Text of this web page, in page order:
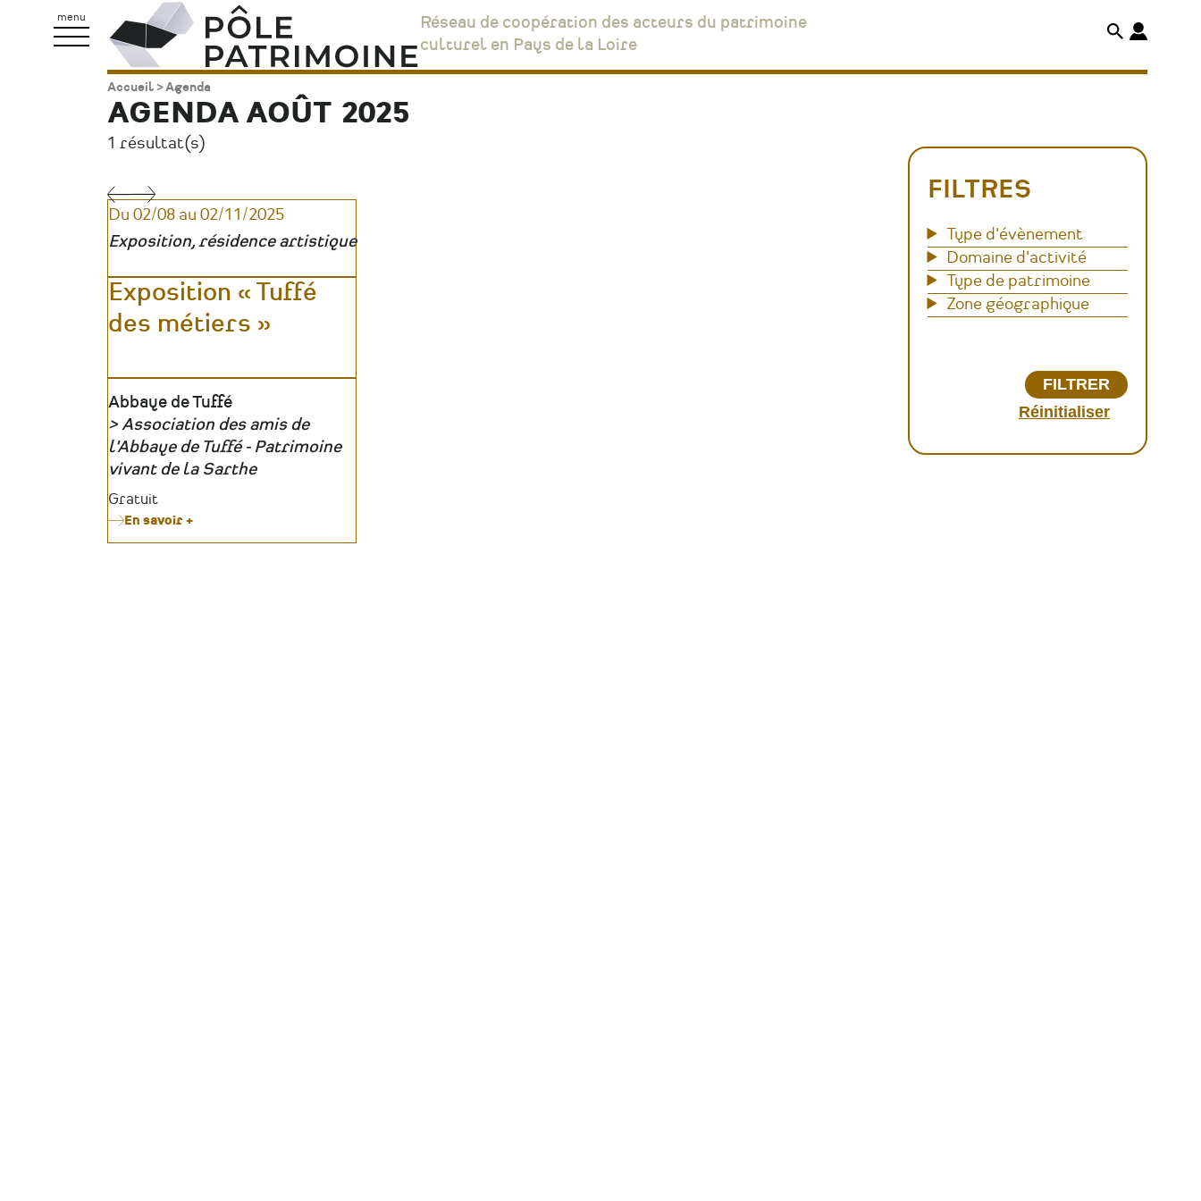
menu
Pôle
Patrimoine
Réseau de coopération des acteurs du patrimoine
culturel en Pays de la Loire
Fil
d'Ariane
Accueil Agenda
AGENDA AOÛT 2025
1 résultat(s)
Pagination
Du 02/08 au 02/11/2025
Exposition, résidence artistique
Exposition « Tuffé
des métiers »
Lieu
Abbaye de Tuffé
Organisateur
Association des amis de
l'Abbaye de Tuffé - Patrimoine
vivant de la Sarthe
Tarifs
Gratuit
En savoir +
FILTRES
Type d'évènement
Domaine d'activité
Type de patrimoine
Zone géographique